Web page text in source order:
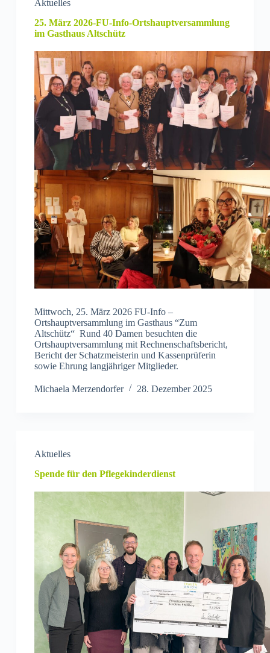
Aktuelles
25. März 2026-FU-Info-Ortshauptversammlung
im Gasthaus Altschütz
Mittwoch, 25. März 2026 FU-Info –
Ortshauptversammlung im Gasthaus “Zum
Altschütz“ Rund 40 Damen besuchten die
Ortshauptversammlung mit Rechnenschaftsbericht,
Bericht der Schatzmeisterin und Kassenprüferin
sowie Ehrung langjähriger Mitglieder.
Michaela Merzendorfer 28. Dezember 2025
Aktuelles
Spende für den Pflegekinderdienst